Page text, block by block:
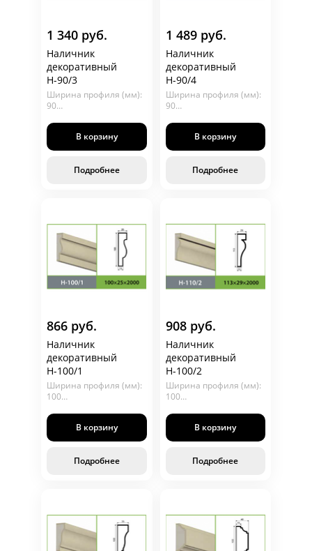
1 340 руб.
Наличник
декоративный
Н-90/3
Ширина профиля (мм):
90
Длина (мм): 2000
В корзину
Подробнее
1 489 руб.
Наличник
декоративный
Н-90/4
Ширина профиля (мм):
90
Длина (мм): 2000
В корзину
Подробнее
866 руб.
Наличник
декоративный
Н-100/1
Ширина профиля (мм):
100
Длина (мм): 2000
В корзину
Подробнее
908 руб.
Наличник
декоративный
Н-100/2
Ширина профиля (мм):
100
Длина (мм): 2000
В корзину
Подробнее